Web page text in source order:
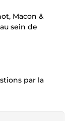
Macon &
sein de
par la